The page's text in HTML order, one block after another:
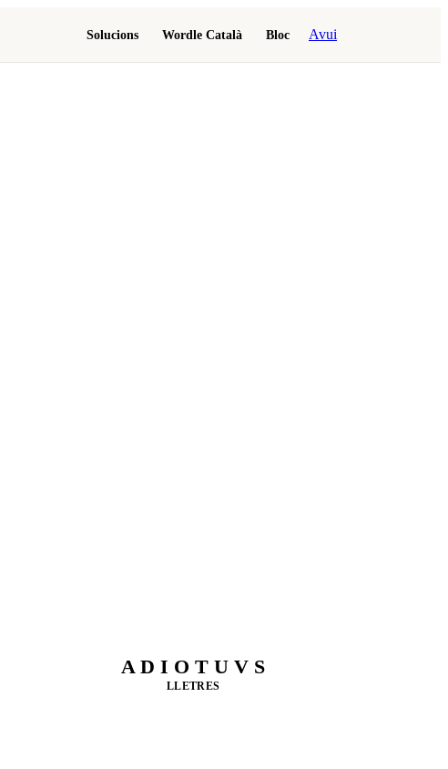
Solucions Wordle Català Bloc Avui
A D I O T U V S
LLETRES